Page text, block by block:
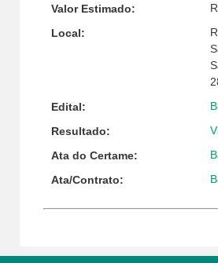
Valor Estimado:
Local:
Edital:
Resultado:
Ata do Certame:
Ata/Contrato: